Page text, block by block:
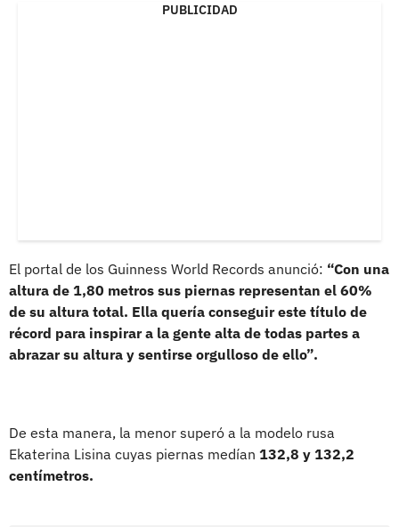
PUBLICIDAD
El portal de los Guinness World Records anunció: “Con una
altura de 1,80 metros sus piernas representan el 60%
de su altura total. Ella quería conseguir este título de
récord para inspirar a la gente alta de todas partes a
abrazar su altura y sentirse orgulloso de ello”.
De esta manera, la menor superó a la modelo rusa
Ekaterina Lisina cuyas piernas medían 132,8 y 132,2
centímetros.